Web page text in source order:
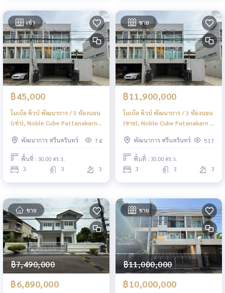
เช่า
฿45,000
โนเบิล คิวบ์ พัฒนาการ / 3 ห้องนอน
(เช่า), Noble Cube Pattanakarn /
พัฒนาการ ศรีนครินทร์
74
พื้นที่ : 30.00 ตร.ว.
3 3 3
ขาย
฿11,900,000
โนเบิล คิวบ์ พัฒนาการ / 3 ห้องนอน
(ขาย), Noble Cube Patanakarn /
พัฒนาการ ศรีนครินทร์
517
พื้นที่ : 30.00 ตร.ว.
3 3 3
ขาย
฿7,490,000
฿6,890,000
ขาย
฿11,000,000
฿10,000,000